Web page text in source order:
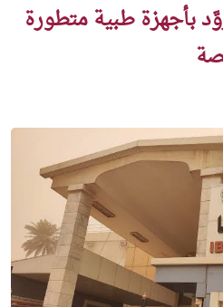
بأجهزة طبية متطورة